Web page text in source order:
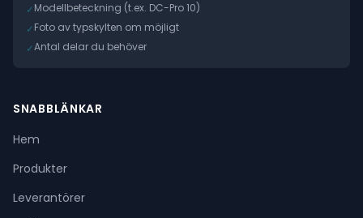
✓Modellbeteckning (t.ex. DC-Pro 10)
✓Foto av typskylten om möjligt
✓Antal delar du behöver
SNABBLÄNKAR
Hem
Produkter
Leverantörer